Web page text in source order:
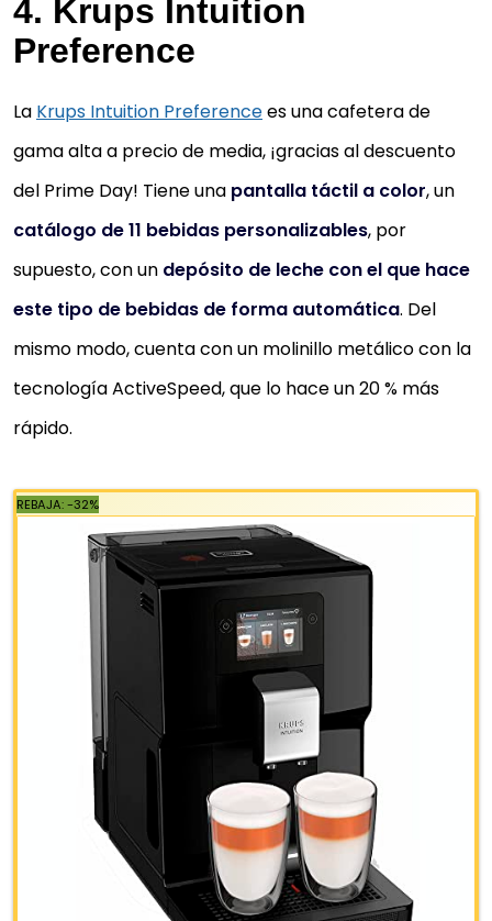
LatteCremaSystem para la preparación
con leche. Facilidad de uso gracias al nuevo panel
control con iconos de colores
tés e infusiones
FACILIDAD DE USO gracias al nuevo panel de control
con iconos de colores
FÁCIL LIMPIEZA - Fácil mantenimiento y limpieza, con
función de limpieza automática y componentes
aptos para el lavavajillas
569,90 €
4. Krups Intuition
Preference
La Krups Intuition Preferencees una cafetera de
gama alta a precio de media, ¡gracias al descuento
del Prime Day! Tiene una pantalla táctil a color, un
catálogo de 11 bebidas personalizables, por
supuesto, con un depósito de leche con el que hace
este tipo de bebidas de forma automática. Del
mismo modo, cuenta con un molinillo metálico con la
tecnología ActiveSpeed, que lo hace un 20 % más
rápido.